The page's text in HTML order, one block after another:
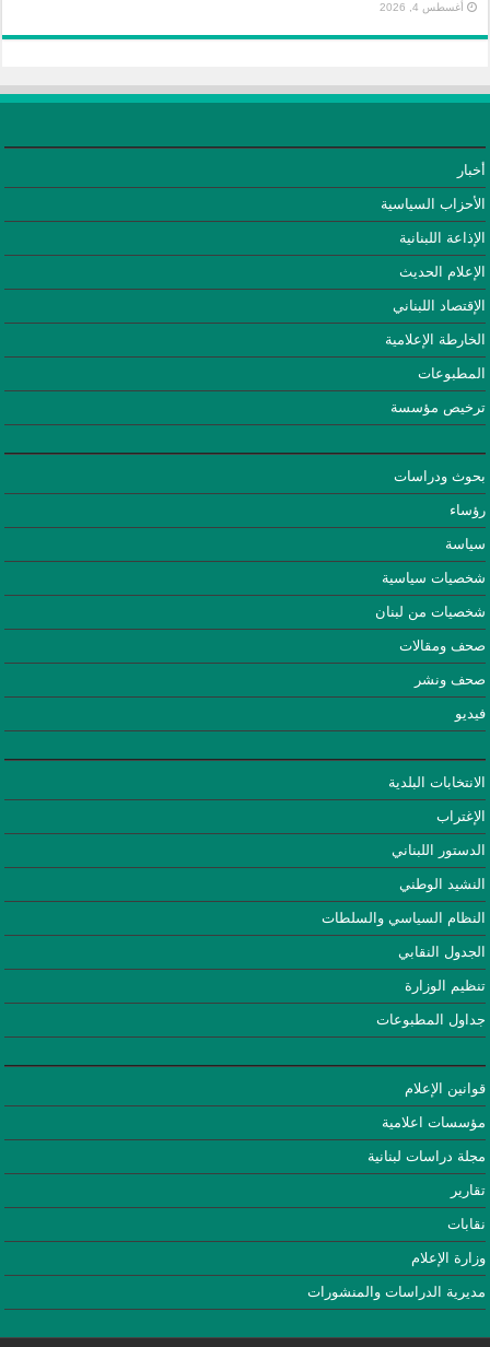
أغسطس 4, 2026
أخبار
الأحزاب السياسية
الإذاعة اللبنانية
الإعلام الحديث
الإقتصاد اللبناني
الخارطة الإعلامية
المطبوعات
ترخيص مؤسسة
بحوث ودراسات
رؤساء
سياسة
شخصيات سياسية
شخصيات من لبنان
صحف ومقالات
صحف ونشر
فيديو
الانتخابات البلدية
الإغتراب
الدستور اللبناني
النشيد الوطني
النظام السياسي والسلطات
الجدول النقابي
تنظيم الوزارة
جداول المطبوعات
قوانين الإعلام
مؤسسات اعلامية
مجلة دراسات لبنانية
تقارير
نقابات
وزارة الإعلام
مديرية الدراسات والمنشورات